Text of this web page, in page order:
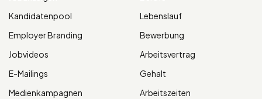
Kandidatenpool
Employer Branding
Jobvideos
E-Mailings
Medienkampagnen
Lebenslauf
Bewerbung
Arbeitsvertrag
Gehalt
Arbeitszeiten